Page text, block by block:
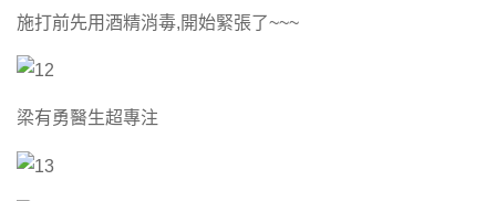
施打前先用酒精消毒,開始緊張了~~~
梁有勇醫生超專注